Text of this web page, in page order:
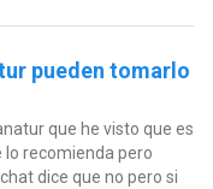
pueden tomarlo
que he visto que es
lo recomienda pero
dice que no pero si